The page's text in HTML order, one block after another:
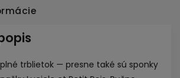
trblietok — presne také sú sponky